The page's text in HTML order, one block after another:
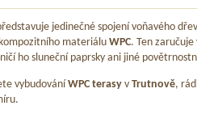
jedinečné spojení voňavého
materiálu WPC. Ten
ho sluneční paprsky ani jiné
vybudování WPC terasy v Trutnově,